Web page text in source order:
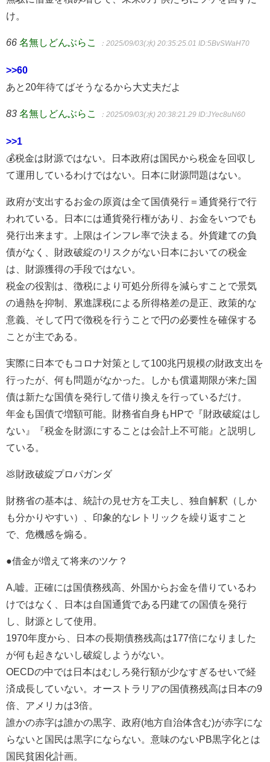
け。
66 名無しどんぶらこ ：2025/09/03(水) 20:35:25.01 ID:5BvSWaH70
>>60
あと20年待てばそうなるから大丈夫だよ
83 名無しどんぶらこ ：2025/09/03(水) 20:38:21.29 ID:JYec8uN60
>>1
💰税金は財源ではない。日本政府は国民から税金を回収し
て運用しているわけではない。日本に財源問題はない。
政府が支出するお金の原資は全て国債発行＝通貨発行で行
われている。日本には通貨発行権があり、お金をいつでも
発行出来ます。上限はインフレ率で決まる。外貨建ての負
債がなく、財政破綻のリスクがない日本においての税金
は、財源獲得の手段ではない。
税金の役割は、徴税により可処分所得を減らすことで景気
の過熱を抑制、累進課税による所得格差の是正、政策的な
意義、そして円で徴税を行うことで円の必要性を確保する
ことが主である。
実際に日本でもコロナ対策として100兆円規模の財政支出を
行ったが、何も問題がなかった。しかも償還期限が来た国
債は新たな国債を発行して借り換えを行っているだけ。
年金も国債で増額可能。財務省自身もHPで『財政破綻はし
ない』『税金を財源にすることは会計上不可能』と説明し
ている。
💩財政破綻プロパガンダ
財務省の基本は、統計の見せ方を工夫し、独自解釈（しか
も分かりやすい）、印象的なレトリックを繰り返すこと
で、危機感を煽る。
●借金が増えて将来のツケ？
A,嘘。正確には国債務残高、外国からお金を借りているわ
けではなく、日本は自国通貨である円建ての国債を発行
し、財源として使用。
1970年度から、日本の長期債務残高は177倍になりました
が何も起きないし破綻しようがない。
OECDの中では日本はむしろ発行額が少なすぎるせいで経
済成長していない。オーストラリアの国債務残高は日本の9
倍、アメリカは3倍。
誰かの赤字は誰かの黒字、政府(地方自治体含む)が赤字にな
らないと国民は黒字にならない。意味のないPB黒字化とは
国民貧困化計画。